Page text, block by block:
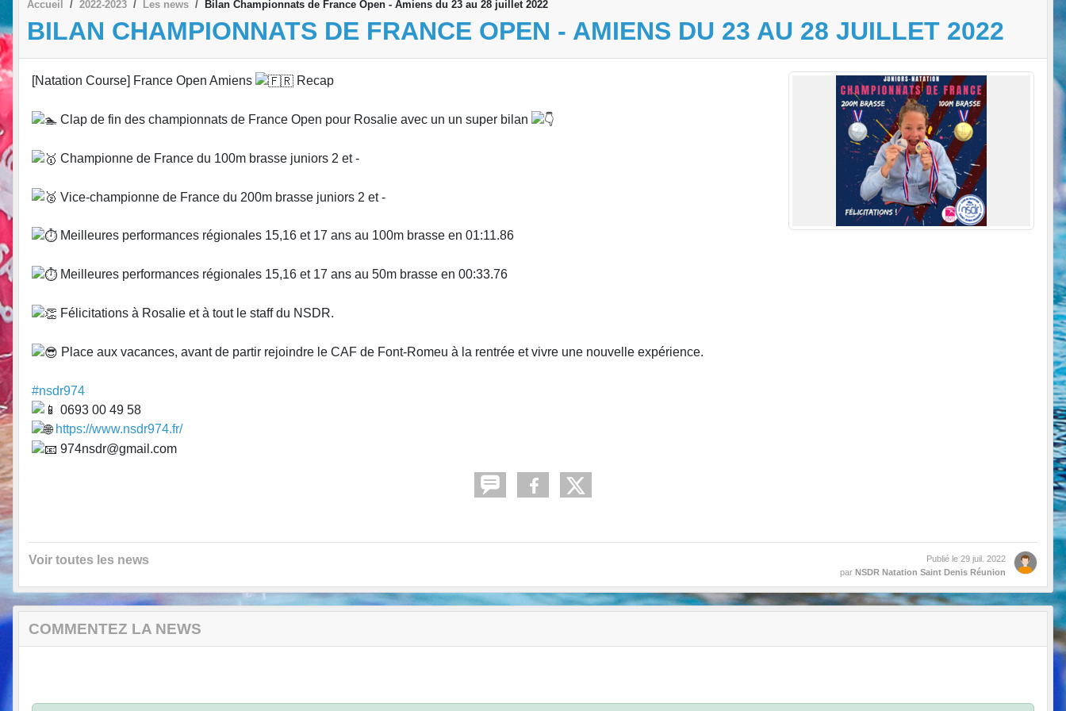
Accueil 2022-2023 Les news Bilan Championnats de France Open - Amiens du 23 au 28 juillet 2022
BILAN CHAMPIONNATS DE FRANCE OPEN - AMIENS DU 23 AU 28 JUILLET 2022
[Natation Course] France Open Amiens Recap
Clap de fin des championnats de France Open pour Rosalie avec un un super bilan
Championne de France du 100m brasse juniors 2 et -
Vice-championne de France du 200m brasse juniors 2 et -
Meilleures performances régionales 15,16 et 17 ans au 100m brasse en 01:11.86
Meilleures performances régionales 15,16 et 17 ans au 50m brasse en 00:33.76
Félicitations à Rosalie et à tout le staff du NSDR.
Place aux vacances, avant de partir rejoindre le CAF de Font-Romeu à la rentrée et vivre une nouvelle expérience.
#nsdr974
0693 00 49 58
https://www.nsdr974.fr/
974nsdr@gmail.com
Voir toutes les news Publié le 29 juil. 2022
par NSDR Natation Saint Denis Réunion
COMMENTEZ LA NEWS